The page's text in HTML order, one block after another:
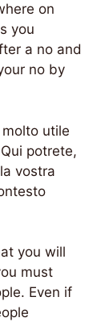
on
you
a no and
no by
utile
potrete,
vostra
you will
must
Even if